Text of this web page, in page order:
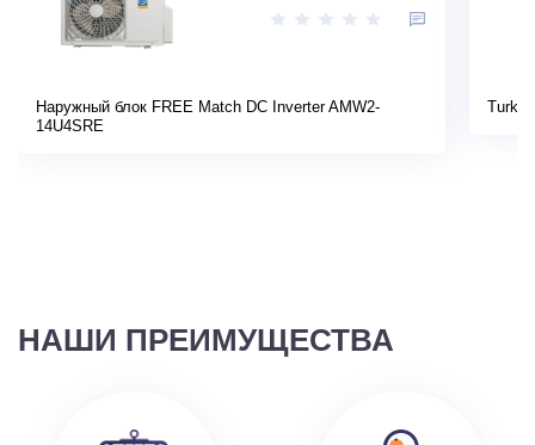
Наружный блок FREE Match DC Inverter AMW2-
14U4SRE
НАШИ ПРЕИМУЩЕСТВА